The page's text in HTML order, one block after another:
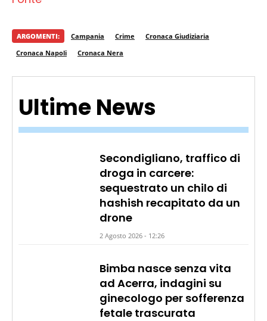
Ultime News
Secondigliano, traffico di
droga in carcere:
sequestrato un chilo di
hashish recapitato da un
drone
2 Agosto 2026 - 12:26
Bimba nasce senza vita
ad Acerra, indagini su
ginecologo per sofferenza
fetale trascurata
ARGOMENTI: Campania Crime
Cronaca Giudiziaria
Cronaca Napoli
Cronaca Nera